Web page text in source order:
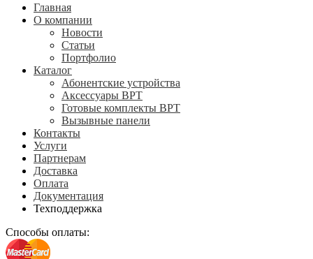
Главная
О компании
Новости
Статьи
Портфолио
Каталог
Абонентские устройства
Аксессуары BPT
Готовые комплекты BPT
Вызывные панели
Контакты
Услуги
Партнерам
Доставка
Оплата
Документация
Техподдержка
Способы оплаты: